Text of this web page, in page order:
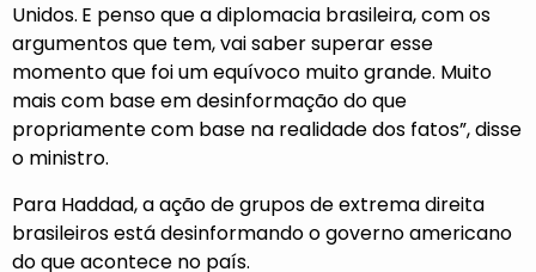
Unidos. E penso que a diplomacia brasileira, com os
argumentos que tem, vai saber superar esse
momento que foi um equívoco muito grande. Muito
mais com base em desinformação do que
propriamente com base na realidade dos fatos”, disse
o ministro.
Para Haddad, a ação de grupos de extrema direita
brasileiros está desinformando o governo americano
do que acontece no país.